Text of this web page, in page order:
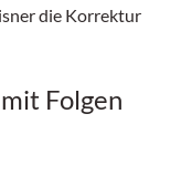
die Korrektur
Folgen